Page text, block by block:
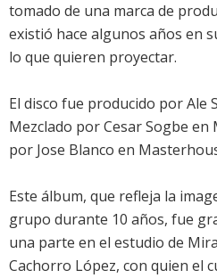
tomado de una marca de
existió hace algunos años en
lo que quieren proyectar.
El disco fue producido por Ale
Mezclado por Cesar Sogbe
por Jose Blanco en
Este álbum, que refleja la
grupo durante 10 años, fue
una parte en el estudio de
Cachorro López, con quien el